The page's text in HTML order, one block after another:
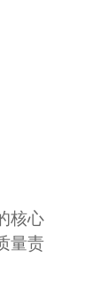
核心
量责